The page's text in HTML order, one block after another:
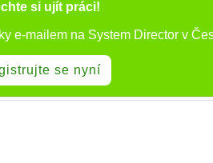
si ujít práci!
e-mailem na System Director v
se nyní